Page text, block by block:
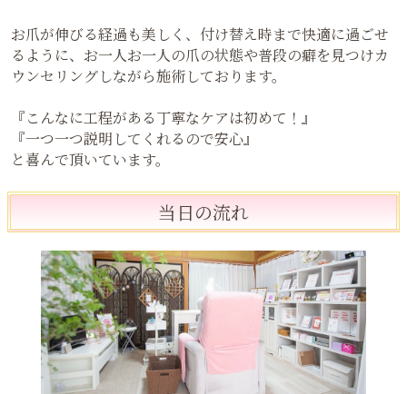
お爪が伸びる経過も美しく、付け替え時まで快適に過ごせ
るように、お一人お一人の爪の状態や普段の癖を見つけカ
ウンセリングしながら施術しております。
『こんなに工程がある丁寧なケアは初めて！』
『一つ一つ説明してくれるので安心』
と喜んで頂いています。
当日の流れ